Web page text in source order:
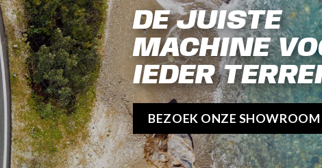
DE JUISTE
MACHINE
IEDER
BEZOEK ONZE SHOWROOM